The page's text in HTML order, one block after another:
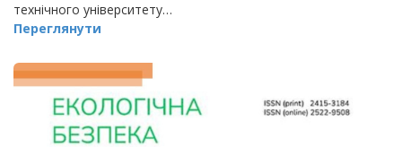
технічного університету…
Переглянути